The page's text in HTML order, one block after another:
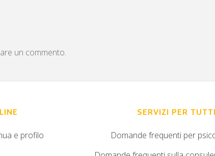
un commento.
e profilo
SERVIZI PER TUTTI
Domande frequenti per